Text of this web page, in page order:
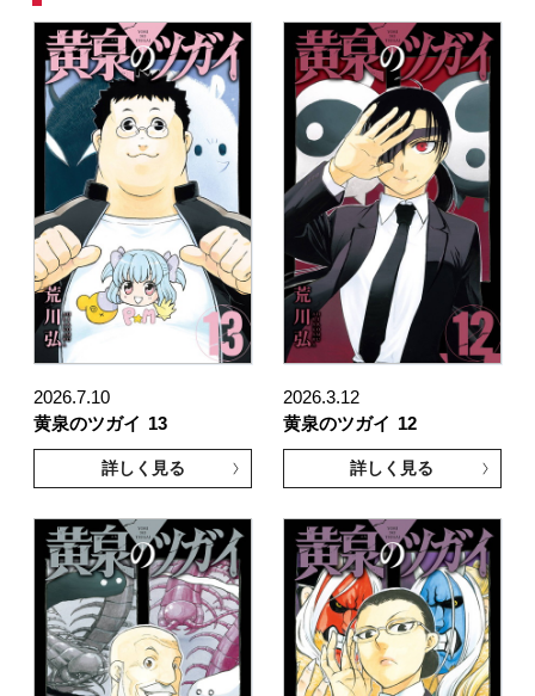
2026.7.10
黄泉のツガイ 13
詳しく見る
2026.3.12
黄泉のツガイ 12
詳しく見る